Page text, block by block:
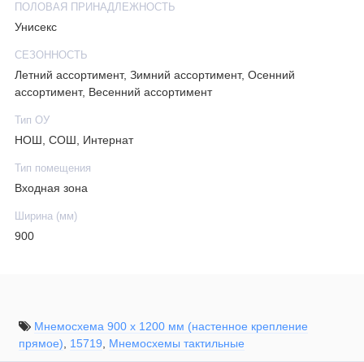
ПОЛОВАЯ ПРИНАДЛЕЖНОСТЬ
Унисекс
СЕЗОННОСТЬ
Летний ассортимент, Зимний ассортимент, Осенний
ассортимент, Весенний ассортимент
Тип ОУ
НОШ, СОШ, Интернат
Тип помещения
Входная зона
Ширина (мм)
900
Мнемосхема 900 х 1200 мм (настенное крепление
прямое), 15719, Мнемосхемы тактильные